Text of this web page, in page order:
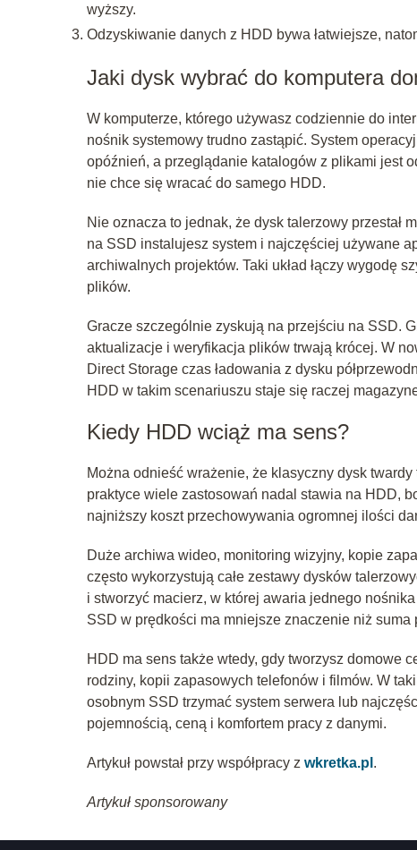
wyższy.
Odzyskiwanie danych z HDD bywa łatwiejsze,
Jaki dysk wybrać do komputera
W komputerze, którego używasz codziennie do
nośnik systemowy trudno zastąpić. System
opóźnień, a przeglądanie katalogów z plikami jest
nie chce się wracać do samego HDD.
Nie oznacza to jednak, że dysk talerzowy przestał
na SSD instalujesz system i najczęściej używane
archiwalnych projektów. Taki układ łączy wygodę
plików.
Gracze szczególnie zyskują na przejściu na SSD.
aktualizacje i weryfikacja plików trwają krócej. W
Direct Storage czas ładowania z dysku
HDD w takim scenariuszu staje się raczej
Kiedy HDD wciąż ma sens?
Można odnieść wrażenie, że klasyczny dysk
praktyce wiele zastosowań nadal stawia na HDD,
najniższy koszt przechowywania ogromnej ilości
Duże archiwa wideo, monitoring wizyjny, kopie
często wykorzystują całe zestawy dysków
i stworzyć macierz, w której awaria jednego
SSD w prędkości ma mniejsze znaczenie niż suma
HDD ma sens także wtedy, gdy tworzysz domowe
rodziny, kopii zapasowych telefonów i filmów. W
osobnym SSD trzymać system serwera lub
pojemnością, ceną i komfortem pracy z danymi.
Artykuł powstał przy współpracy z wkretka.pl .
Artykuł sponsorowany